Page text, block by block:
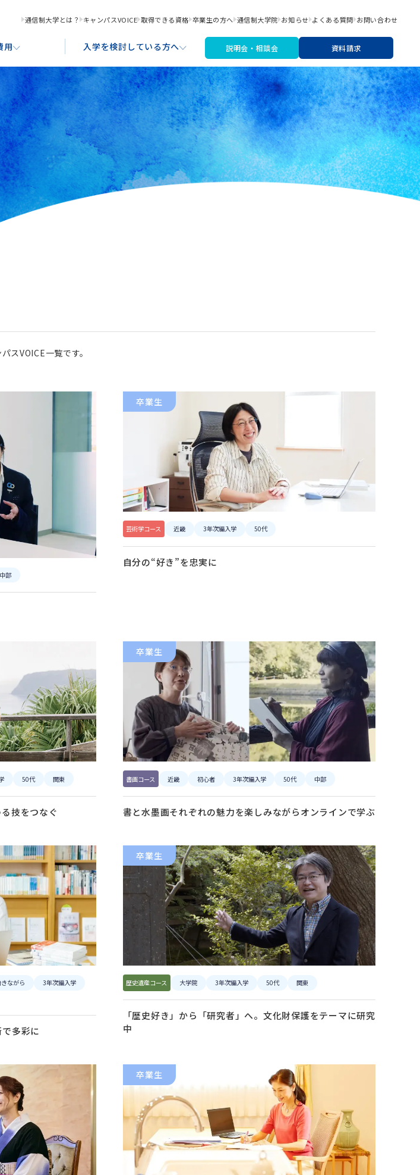
通信制大学とは？ キャンパスVOICE 取得できる資格 卒業生の方へ 通信制大学院 お知らせ よくある質問 お問い合わせ
就職サポート
ポリシー
グラフィックデザインコース
書画コース
文芸コース
用
案内 教材・機材費
入学を検討している方へ
あなたにあった入学検討ステップ
説明会・相談会 資料請求
スVOICE一覧です。
中部
卒業生
芸術学コース 近畿 3年次編入学 50代
自分の“好き”を忠実に
50代 関東
技をつなぐ
卒業生
書画コース 近畿 初心者 3年次編入学 50代 中部
書と水墨画それぞれの魅力を楽しみながらオンラインで学ぶ
ながら
3年次編入学
多彩に
卒業生
歴史遺産コース 大学院 3年次編入学 50代 関東
「歴史好き」から「研究者」へ。文化財保護をテーマに研究
中
卒業生